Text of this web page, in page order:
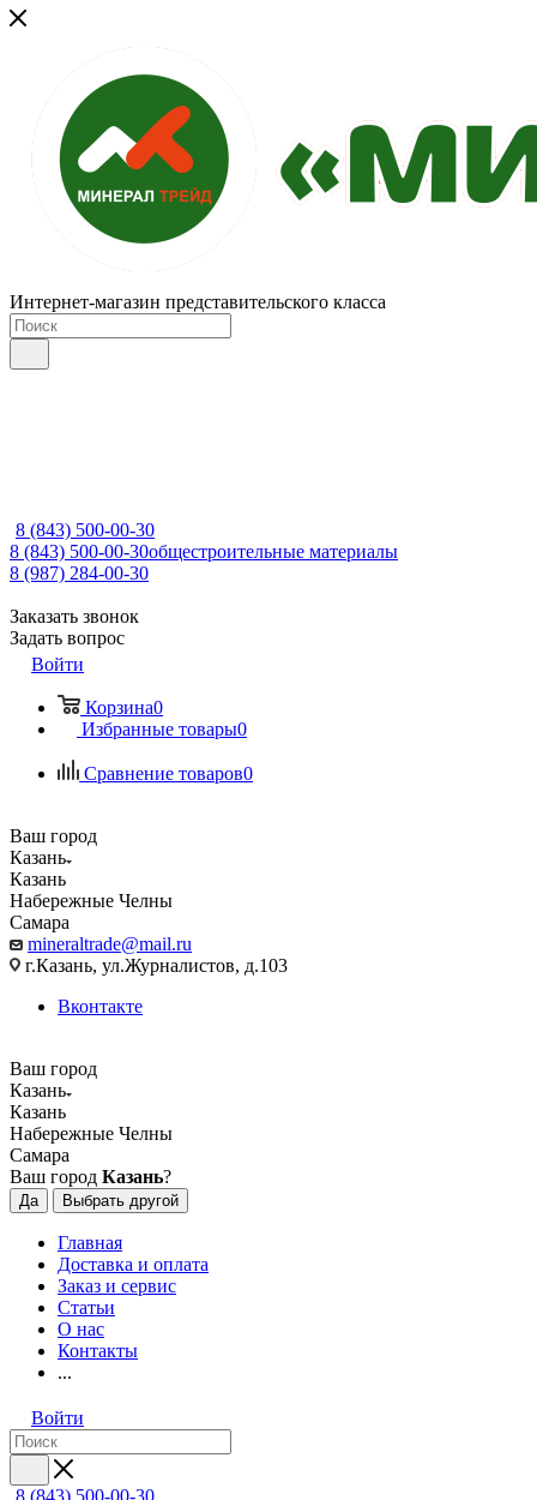
Интернет-магазин представительского класса
8 (843) 500-00-30
8 (843) 500-00-30общестроительные материалы
8 (987) 284-00-30
Заказать звонок
Задать вопрос
Войти
Корзина0
Избранные товары0
Сравнение товаров0
Ваш город
Казань
Казань
Набережные Челны
Самара
mineraltrade@mail.ru
г.Казань, ул.Журналистов, д.103
Вконтакте
Ваш город
Казань
Казань
Набережные Челны
Самара
Ваш город Казань?
Да Выбрать другой
Главная
Доставка и оплата
Заказ и сервис
Статьи
О нас
Контакты
...
Войти
8 (843) 500-00-30